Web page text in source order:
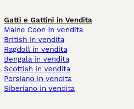
Gatti e Gattini in Vendita
Maine Coon in vendita
British in vendita
Ragdoll in vendita
Bengala in vendita
Scottish in vendita
Persiano in vendita
Siberiano in vendita